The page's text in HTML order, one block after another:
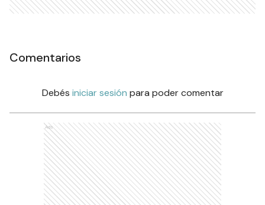
Comentarios
Debés iniciar sesión para poder comentar
Ads